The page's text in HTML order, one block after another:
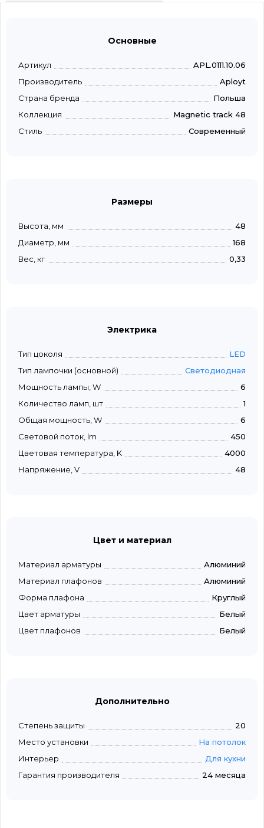
Основные
Артикул
APL.0111.10.06
Производитель
Aployt
Страна бренда
Польша
Коллекция
Magnetic track 48
Стиль
Современный
Размеры
Высота, мм
48
Диаметр, мм
168
Вес, кг
0,33
Электрика
Тип цоколя
LED
Тип лампочки (основной)
Светодиодная
Мощность лампы, W
6
Количество ламп, шт
1
Общая мощность, W
6
Световой поток, lm
450
Цветовая температура, K
4000
Напряжение, V
48
Цвет и материал
Материал арматуры
Алюминий
Материал плафонов
Алюминий
Форма плафона
Круглый
Цвет арматуры
Белый
Цвет плафонов
Белый
Дополнительно
Степень защиты
20
Место установки
На потолок
Интерьер
Для кухни
Гарантия производителя
24 месяца